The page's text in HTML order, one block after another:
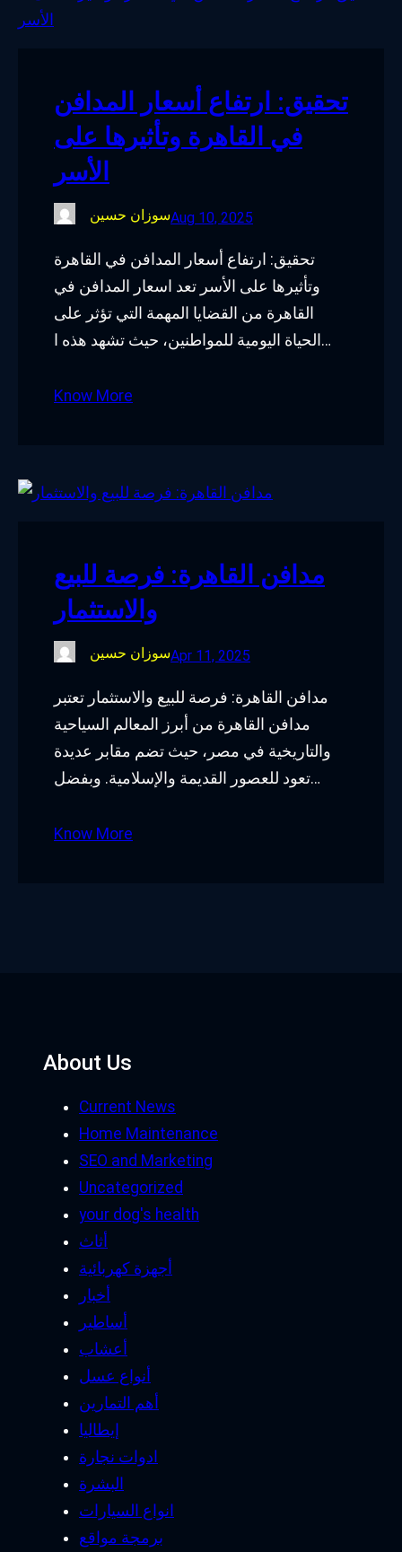
m
تحقيق: ارتفاع أسعار المدافن
في القاهرة وتأثيرها على
الأسر
سوزان حسينAug 10, 2025
تحقيق: ارتفاع أسعار المدافن في القاهرة
وتأثيرها على الأسر تعد اسعار المدافن في
القاهرة من القضايا المهمة التي تؤثر على
الحياة اليومية للمواطنين، حيث تشهد هذه ا…
Know More
مدافن القاهرة: فرصة للبيع
والاستثمار
سوزان حسينApr 11, 2025
مدافن القاهرة: فرصة للبيع والاستثمار تعتبر
مدافن القاهرة من أبرز المعالم السياحية
والتاريخية في مصر، حيث تضم مقابر عديدة
تعود للعصور القديمة والإسلامية. وبفضل…
Know More
About Us
Current News
Home Maintenance
SEO and Marketing
Uncategorized
your dog's health
أثاث
أجهزة كهربائية
أخبار
أساطير
أعشاب
أنواع عسل
أهم التمارين
إيطاليا
ادوات نجارة
البشرة
انواع السيارات
برمجة مواقع